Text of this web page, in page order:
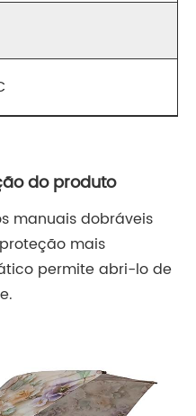
do produto
manuais dobráveis
mais
permite abri-lo de